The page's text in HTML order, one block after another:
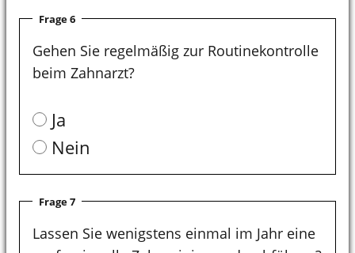
Frage 6
Gehen Sie regelmäßig zur Routinekontrolle
beim Zahnarzt?
Ja
Nein
Frage 7
Lassen Sie wenigstens einmal im Jahr eine